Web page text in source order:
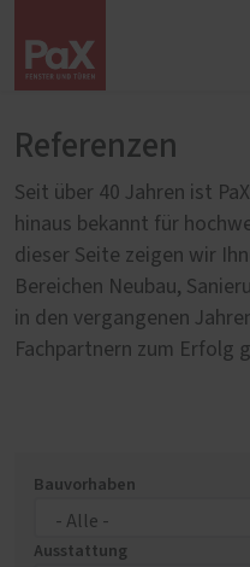
Referenzen
Seit über 40 Jahren ist
hinaus bekannt für
dieser Seite zeigen wir
Bereichen Neubau,
in den vergangenen
Fachpartnern zum Erfolg
Bauvorhaben
Ausstattung